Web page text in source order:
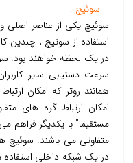
– سوئیچ :
سوئيچ يکی از عناصر اصلی
استفاده از سوئيچ ، چندين
در يک لحظه خواهند بود.
سرعت دستيابی ساير
همانند روتر که امکان
امکان ارتباط گره های
مستقيما” با يکديگر فراهم
متفاوتی می باشند. سوئيچ